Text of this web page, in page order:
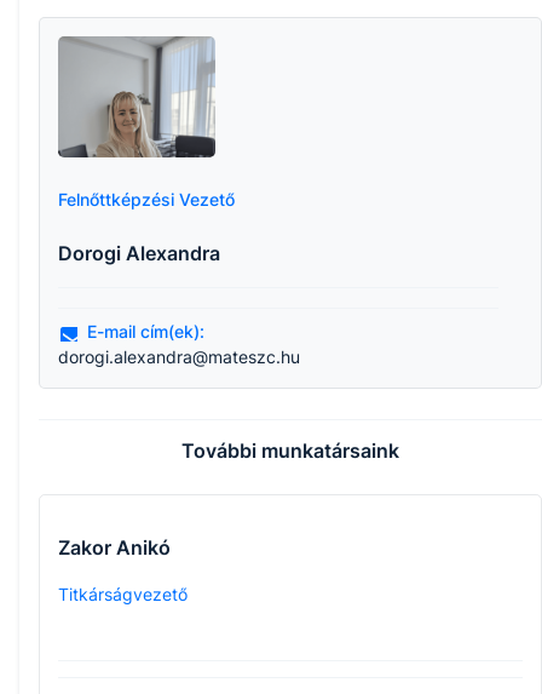
Felnőttképzési Vezető
Dorogi Alexandra
E-mail cím(ek):
dorogi.alexandra@mateszc.hu
További munkatársaink
Zakor Anikó
Titkárságvezető